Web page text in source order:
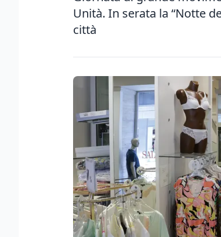
Unità. In serata la “Notte
città